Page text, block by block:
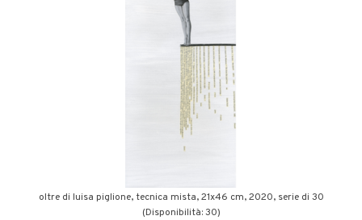
oltre di luisa piglione, tecnica mista, 21x46 cm, 2020, serie di 30
(Disponibilità: 30)